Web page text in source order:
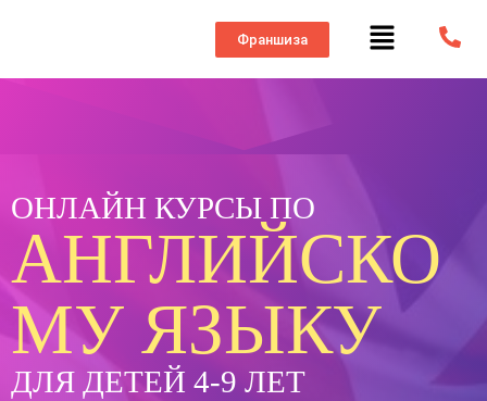
Франшиза
ОНЛАЙН КУРСЫ ПО
АНГЛИЙСКО
МУ ЯЗЫКУ
ДЛЯ ДЕТЕЙ 4-9 ЛЕТ